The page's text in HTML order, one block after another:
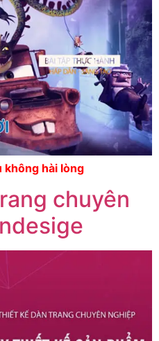
không hài lòng
chuyên